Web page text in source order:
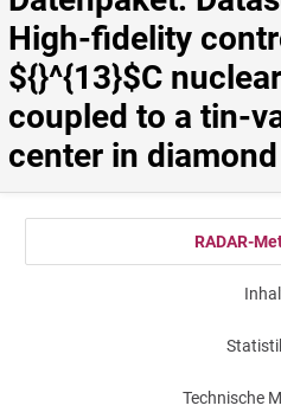
High-fidelity
${}^{13}$C
coupled to a tin-
center in diamond
RADAR-
Technische